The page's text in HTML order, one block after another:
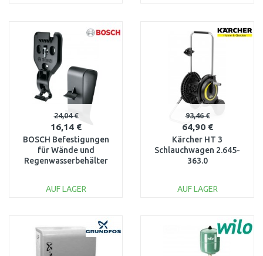
Vergleichen
24,04 €
16,14 €
BOSCH Befestigungen
für Wände und
Regenwasserbehälter
AUF LAGER
Vergleichen
93,46 €
64,90 €
Kärcher HT 3
Schlauchwagen 2.645-
363.0
AUF LAGER
Vergleichen